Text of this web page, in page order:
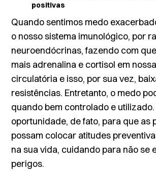
positivas
Quando sentimos medo
o nosso sistema imunológico, por
neuroendócrinas, fazendo com
mais adrenalina e cortisol em
circulatória e isso, por sua vez,
resistências. Entretanto, o medo
quando bem controlado e utilizado.
oportunidade, de fato, para que as
possam colocar atitudes
na sua vida, cuidando para não se
perigos.